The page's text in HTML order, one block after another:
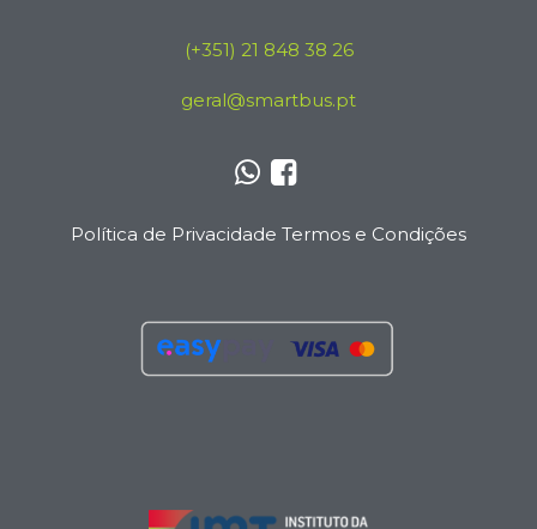
(+351) 21 848 38 26
geral@smartbus.pt
Política de Privacidade Termos e Condições